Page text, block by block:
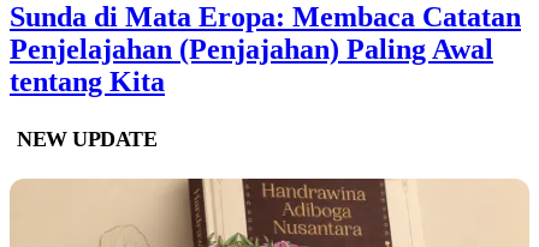
Sunda di Mata Eropa: Membaca Catatan
Penjelajahan (Penjajahan) Paling Awal
tentang Kita
NEW UPDATE